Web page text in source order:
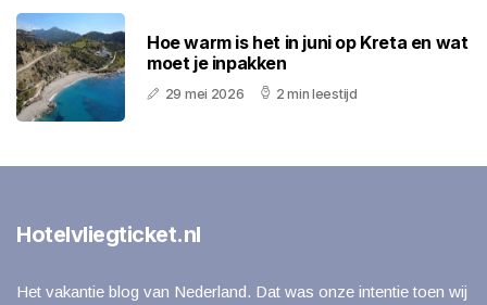
Hoe warm is het in juni op Kreta en wat
moet je inpakken
29 mei 2026 2 min leestijd
Hotelvliegticket.nl
Het vakantie blog van Nederland. Dat was onze intentie toen wij